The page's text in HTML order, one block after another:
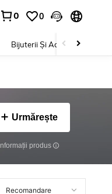
0 0
Bijuterii Și Accesorii
Urmărește
Informații produs